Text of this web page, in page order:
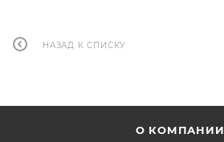
НАЗАД К СПИСКУ
О КОМПАНИИ